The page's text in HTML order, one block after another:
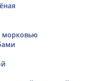
морковью